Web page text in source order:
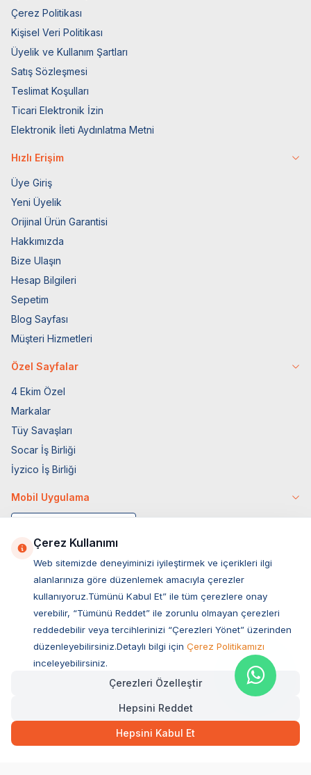
Çerez Politikası
Kişisel Veri Politikası
Üyelik ve Kullanım Şartları
Satış Sözleşmesi
Teslimat Koşulları
Ticari Elektronik İzin
Elektronik İleti Aydınlatma Metni
Hızlı Erişim
Üye Giriş
Yeni Üyelik
Orijinal Ürün Garantisi
Hakkımızda
Bize Ulaşın
Hesap Bilgileri
Sepetim
Blog Sayfası
Müşteri Hizmetleri
Özel Sayfalar
4 Ekim Özel
Markalar
Tüy Savaşları
Socar İş Birliği
İyzico İş Birliği
Mobil Uygulama
Müşteri Hizmetleri
Sıkça Sorulan Sorular
Ovacık Mah. Hacıoğlu Sok. No:13 Başiskele / KOCAELİ
Müşteri Destek Hattı
Çerez Kullanımı
Web sitemizde deneyiminizi iyileştirmek ve içerikleri ilgi
alanlarınıza göre düzenlemek amacıyla çerezler
kullanıyoruz.Tümünü Kabul Et” ile tüm çerezlere onay
verebilir, “Tümünü Reddet” ile zorunlu olmayan çerezleri
reddedebilir veya tercihlerinizi “Çerezleri Yönet” üzerinden
düzenleyebilirsiniz.Detaylı bilgi için Çerez Politikamızı
inceleyebilirsiniz.
Çerezleri Özelleştir
Hepsini Reddet
Hepsini Kabul Et